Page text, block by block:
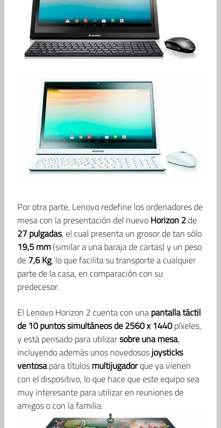
Por otra parte, Lenovo redefine los ordenadores de
mesa con la presentación del nuevoHorizon 2de
27 pulgadas, el cual presenta un grosor de tan sólo
19,5 mm(similar a una baraja de cartas) y un peso
de7,6 Kg, lo que facilita su transporte a cualquier
parte de la casa, en comparación con su
predecesor.
El Lenovo Horizon 2 cuenta con unapantalla táctil
de 10 puntos simultáneos de 2560 x 1440píxeles,
y está pensado para utilizarsobre una mesa,
incluyendo además unos novedososjoysticks
ventosapara títulosmultijugadorque ya vienen
con el dispositivo, lo que hace que este equipo sea
muy interesante para utilizar en reuniones de
amigos o con la familia.